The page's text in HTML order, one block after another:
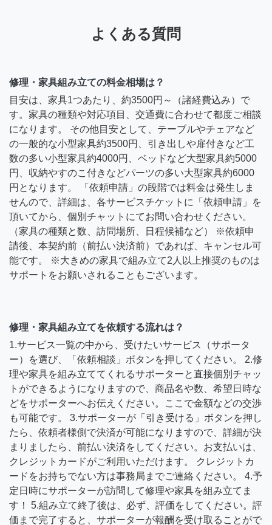
よくある質問
修理・家具組み立ての料金相場は？
目安は、家具1つあたり、約3500円～（諸経費込み）で
す。家具の種類や対応項目、交通費に合わせて都度ご相談
になります。 その他目安として、テーブルやチェアなど
の一般的な小型家具約3500円、引き出しや扉付きなど工
数の多い小型家具約4000円、ベッドなど大型家具約5000
円、収納やすのこ付きなどパーツの多い大型家具約6000
円となります。 「依頼申請」の段階では料金は発生しま
せんので、詳細は、各サービスチケットに「依頼申請」を
頂いてから、個別チャットにてお問い合わせください。
（家具の種類と数、訪問場所、日程候補など） ※依頼申
請後、本契約前（前払い決済前）であれば、キャンセル可
能です。 ※大きめの家具で組み立て2人以上推奨のものは
サポートをお願いされることもございます。
修理・家具組み立てを依頼する流れは？
1.サービス一覧の中から、受けたいサービス（サポータ
ー）を選び、「依頼相談」ボタンを押してください。 2.修
理や家具を組み立ててくれるサポーターと直接個別チャッ
トができるようになりますので、商品名や数、希望日時な
どをサポーターへお伝えください。ここで金額などの交渉
も可能です。 3.サポーターが「引き受ける」ボタンを押し
たら、依頼者様側で決済が可能になりますので、詳細が決
まりましたら、前払い決済をしてください。お支払いは、
クレジットカードがご利用いただけます。 クレジットカ
ードをお持ちでない方は事務局までご連絡ください。 4.予
定日時にサポーターが訪問して修理や家具を組み立てま
す！ 5.組み立て終了後は、必ず、評価をしてください。評
価まで完了すると、サポーターが報酬を受け取ることがで